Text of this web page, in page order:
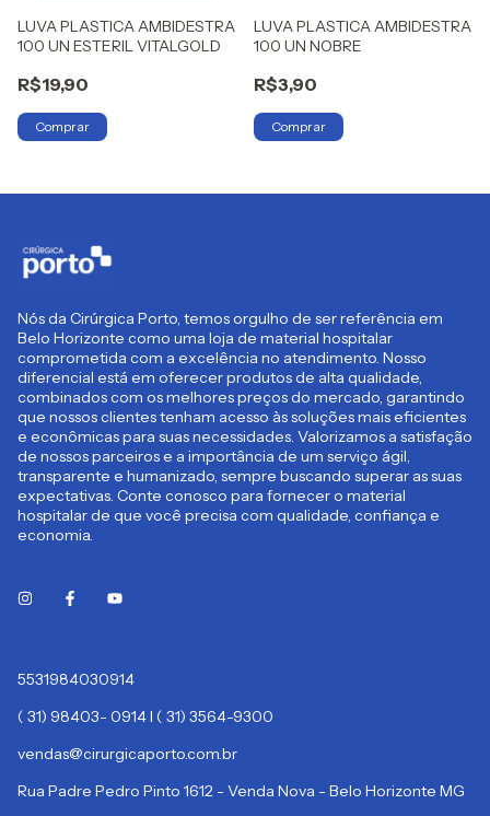
LUVA PLASTICA AMBIDESTRA
100 UN ESTERIL VITALGOLD
R$19,90
LUVA PLASTICA AMBIDESTRA
100 UN NOBRE
R$3,90
Nós da Cirúrgica Porto, temos orgulho de ser referência em
Belo Horizonte como uma loja de material hospitalar
comprometida com a excelência no atendimento. Nosso
diferencial está em oferecer produtos de alta qualidade,
combinados com os melhores preços do mercado, garantindo
que nossos clientes tenham acesso às soluções mais eficientes
e econômicas para suas necessidades. Valorizamos a satisfação
de nossos parceiros e a importância de um serviço ágil,
transparente e humanizado, sempre buscando superar as suas
expectativas. Conte conosco para fornecer o material
hospitalar de que você precisa com qualidade, confiança e
economia.
5531984030914
( 31) 98403- 0914 I ( 31) 3564-9300
vendas@cirurgicaporto.com.br
Rua Padre Pedro Pinto 1612 - Venda Nova - Belo Horizonte MG